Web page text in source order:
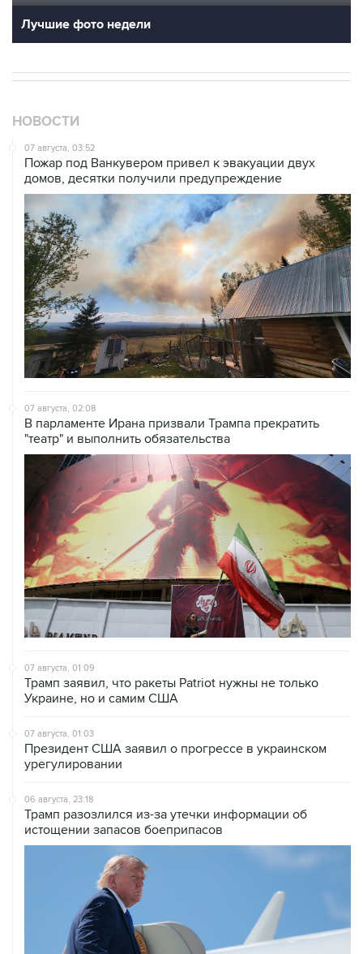
Лучшие фото недели
НОВОСТИ
07 августа, 03:52
Пожар под Ванкувером привел к эвакуации двух
домов, десятки получили предупреждение
07 августа, 02:08
В парламенте Ирана призвали Трампа прекратить
"театр" и выполнить обязательства
07 августа, 01:09
Трамп заявил, что ракеты Patriot нужны не только
Украине, но и самим США
07 августа, 01:03
Президент США заявил о прогрессе в украинском
урегулировании
06 августа, 23:18
Трамп разозлился из-за утечки информации об
истощении запасов боеприпасов